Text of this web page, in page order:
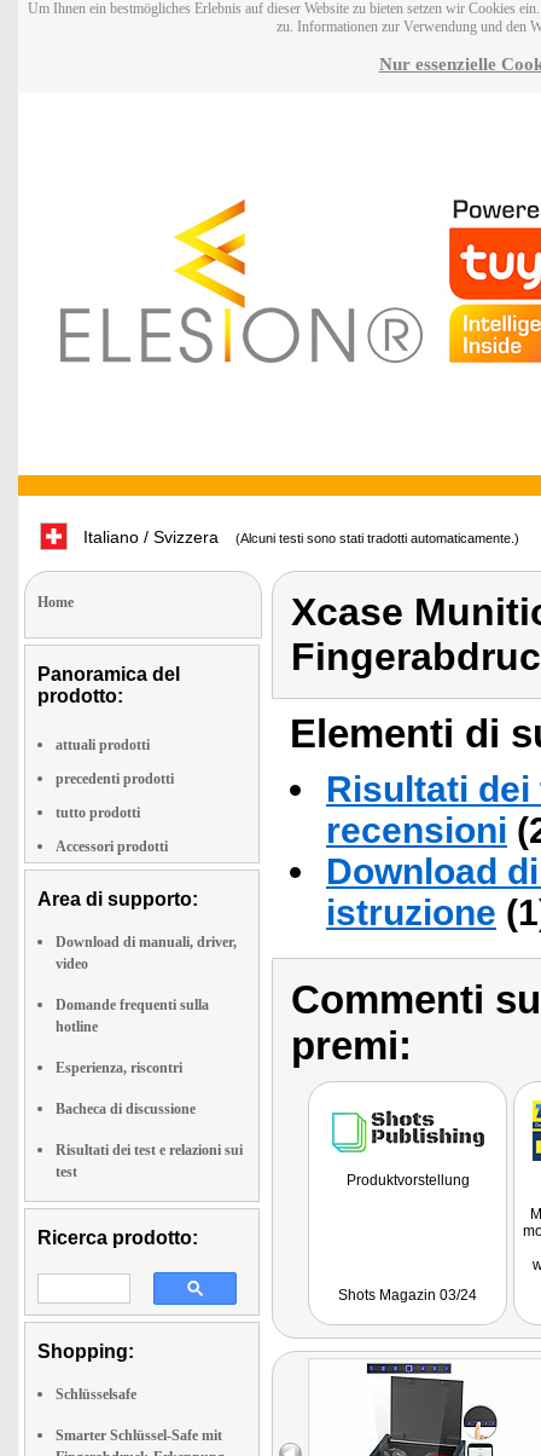
Um Ihnen ein bestmögliches Erlebnis auf dieser Website zu bieten setzen wir Cookies
zu. Informationen zur Verwendung und den
Nur essenzielle
Italiano / Svizzera (Alcuni testi sono stati tradotti automaticamente.)
Home
Panoramica del
prodotto:
attuali prodotti
precedenti prodotti
tutto prodotti
Accessori prodotti
Area di supporto:
Download di manuali, driver,
video
Domande frequenti sulla
hotline
Esperienza, riscontri
Bacheca di discussione
Risultati dei test e relazioni sui
test
Ricerca prodotto:
Shopping:
Schlüsselsafe
Smarter Schlüssel-Safe mit
Xcase
Elementi di
Risultati
recensioni
Download
istruzione
Commenti
premi:
Produktvorstellung
Shots Magazin 03/24